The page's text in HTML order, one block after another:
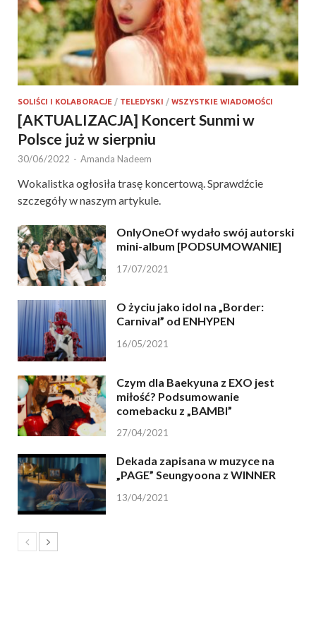
SOLIŚCI I KOLABORACJE / TELEDYSKI / WSZYSTKIE WIADOMOŚCI
[AKTUALIZACJA] Koncert Sunmi w
Polsce już w sierpniu
30/06/2022 - Amanda Nadeem
Wokalistka ogłosiła trasę koncertową. Sprawdźcie
szczegóły w naszym artykule.
OnlyOneOf wydało swój autorski
mini-album [PODSUMOWANIE]
17/07/2021
O życiu jako idol na „Border:
Carnival” od ENHYPEN
16/05/2021
Czym dla Baekyuna z EXO jest
miłość? Podsumowanie
comebacku z „BAMBI”
27/04/2021
Dekada zapisana w muzyce na
„PAGE” Seungyoona z WINNER
13/04/2021